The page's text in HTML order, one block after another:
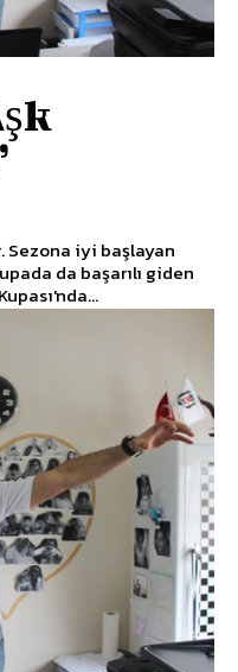
Sezona iyi başlayan
da başarılı giden